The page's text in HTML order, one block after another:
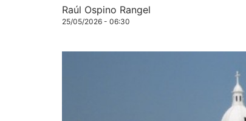
Raúl Ospino Rangel
25/05/2026 - 06:30